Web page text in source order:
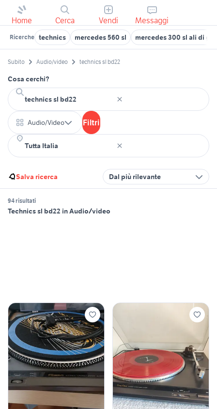
Home Cerca Vendi Messaggi
Ricerche technics mercedes 560 sl mercedes 300 sl ali di
Subito Audio/video technics sl bd22
Cosa cerchi?
Audio/Video Filtri
Salva ricerca Dal più rilevante
94 risultati
Technics sl bd22 in Audio/video